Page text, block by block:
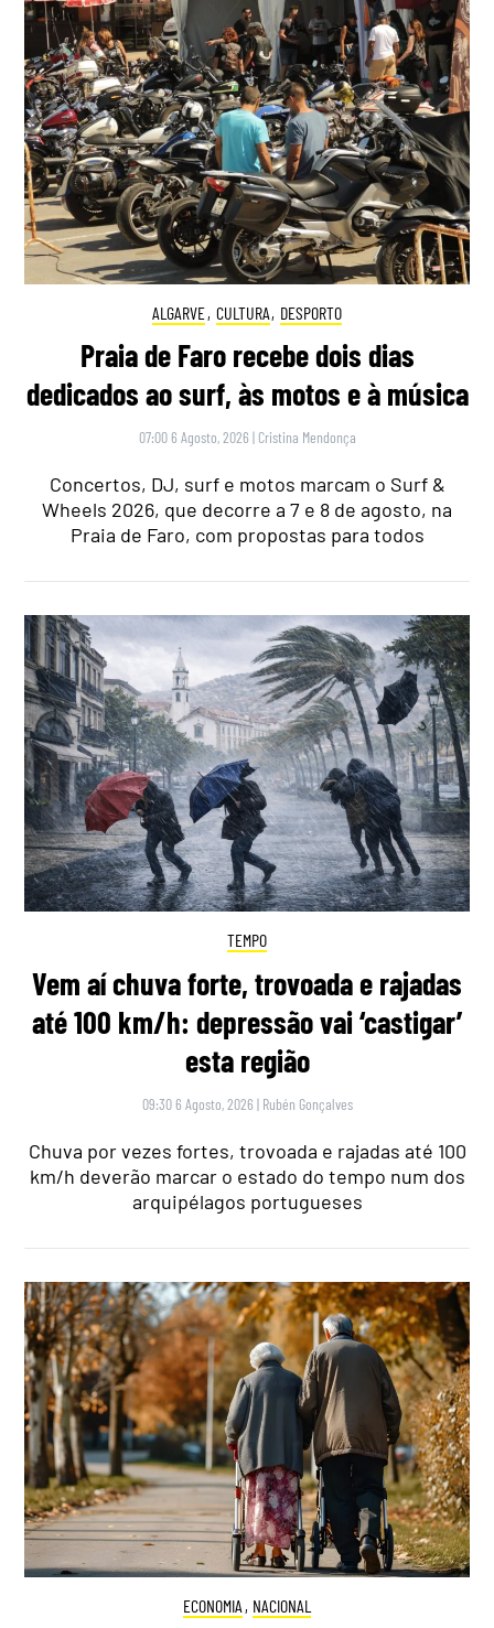
ALGARVE, CULTURA, DESPORTO
Praia de Faro recebe dois dias
dedicados ao surf, às motos e à música
07:00 6 Agosto, 2026 | Cristina Mendonça
Concertos, DJ, surf e motos marcam o Surf &
Wheels 2026, que decorre a 7 e 8 de agosto, na
Praia de Faro, com propostas para todos
TEMPO
Vem aí chuva forte, trovoada e rajadas
até 100 km/h: depressão vai ‘castigar’
esta região
09:30 6 Agosto, 2026 | Rubén Gonçalves
Chuva por vezes fortes, trovoada e rajadas até 100
km/h deverão marcar o estado do tempo num dos
arquipélagos portugueses
ECONOMIA , NACIONAL